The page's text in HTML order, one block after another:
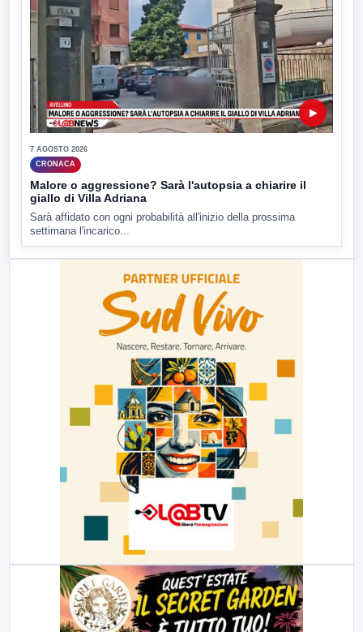
▶
7 AGOSTO 2026
CRONACA
Malore o aggressione? Sarà l'autopsia a chiarire il
giallo di Villa Adriana
Sarà affidato con ogni probabilità all'inizio della prossima
settimana l'incarico...